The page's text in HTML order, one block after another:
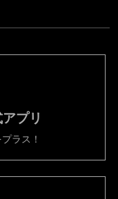
プリ
ラス！